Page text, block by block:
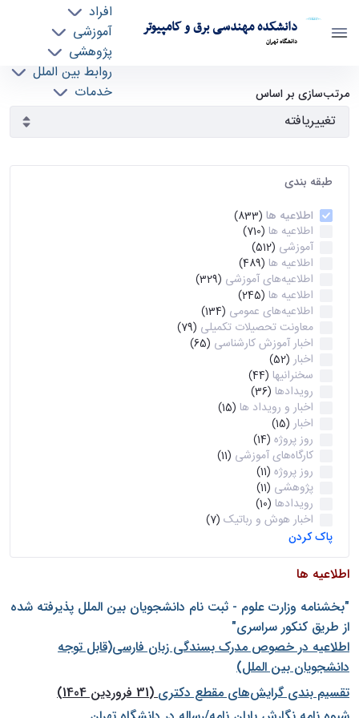
دانشکده مهندسی برق و کامپیوتر
دانشگاه تهران
افراد
آموزشی
پژوهشی
روابط بین الملل
خدمات
آرشیو اطلاعیه ها - ece- دانشکده مهندسی برق و
کامپیوتر
مرتب‌سازی بر اساس
طبقه بندی
اطلاعیه ها (833)
اطلاعیه ها (710)
آموزشی (512)
اطلاعیه ها (489)
اطلاعیه‌های‌ آموزشی (329)
اطلاعیه ها (245)
اطلاعیه‌های عمومی (134)
معاونت تحصیلات تکمیلی (79)
اخبار آموزش کارشناسی (65)
اخبار (52)
سخنرانیها (44)
رویدادها (36)
اخبار و رویداد ها (15)
اخبار (15)
روز پروژه (14)
کارگاه‌های آموزشی (11)
روز پروژه (11)
پژوهشی (11)
رویدادها (10)
اخبار هوش و رباتیک (7)
پاک کردن
اطلاعیه ها
"بخشنامه وزارت علوم - ثبت نام دانشجويان بين الملل پذيرفته شده
از طريق كنكور سراسری"
اطلاعیه در خصوص مدرک بسندگی زبان فارسی(قابل توجه
دانشجویان بین الملل)
تقسیم بندی گرایش‌های مقطع دکتری(31 فروردین 1404)